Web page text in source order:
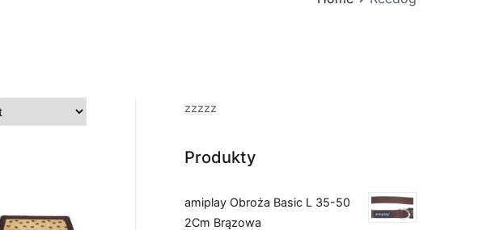
zzzzz
Produkty
amiplay Obroża Basic L 35-50
2Cm Brązowa